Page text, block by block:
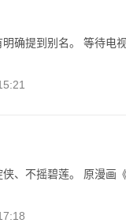
确提到别名。 等待电
、不摇碧莲。 原漫画